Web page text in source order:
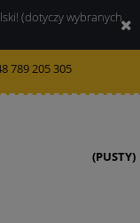
(dotyczy wybranych
789 205 305
(PUSTY)